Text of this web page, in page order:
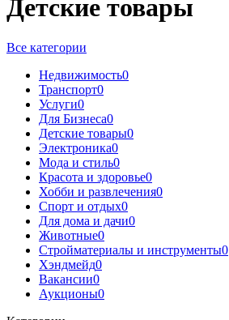
Детские товары
Все категории
Недвижимость0
Транспорт0
Услуги0
Для Бизнеса0
Детские товары0
Электроника0
Мода и стиль0
Красота и здоровье0
Хобби и развлечения0
Спорт и отдых0
Для дома и дачи0
Животные0
Стройматериалы и инструменты0
Хэндмейд0
Вакансии0
Аукционы0